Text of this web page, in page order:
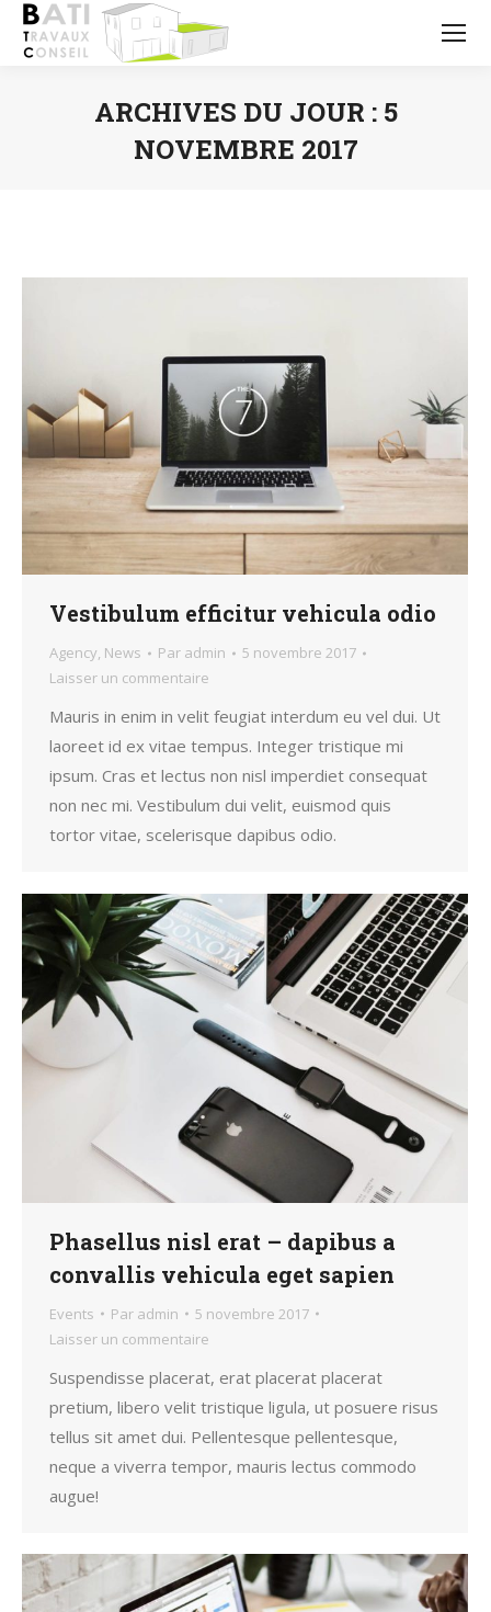
ARCHIVES DU JOUR : 5
NOVEMBRE 2017
Vestibulum efficitur vehicula odio
Agency, News Par admin
5 novembre 2017
Laisser un commentaire
Mauris in enim in velit feugiat interdum eu vel dui. Ut
laoreet id ex vitae tempus. Integer tristique mi
ipsum. Cras et lectus non nisl imperdiet consequat
non nec mi. Vestibulum dui velit, euismod quis
tortor vitae, scelerisque dapibus odio.
Phasellus nisl erat – dapibus a
convallis vehicula eget sapien
Events Par admin
5 novembre 2017
Laisser un commentaire
Suspendisse placerat, erat placerat placerat
pretium, libero velit tristique ligula, ut posuere risus
tellus sit amet dui. Pellentesque pellentesque,
neque a viverra tempor, mauris lectus commodo
augue!